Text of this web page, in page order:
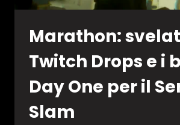
Marathon:
Twitch Drops e i
Day One per il
Slam